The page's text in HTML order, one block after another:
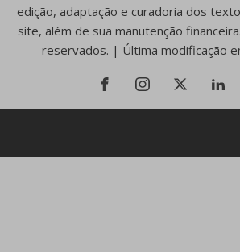
edição, adaptação e curadoria dos
site, além de sua manutenção
reservados. | Última modificação